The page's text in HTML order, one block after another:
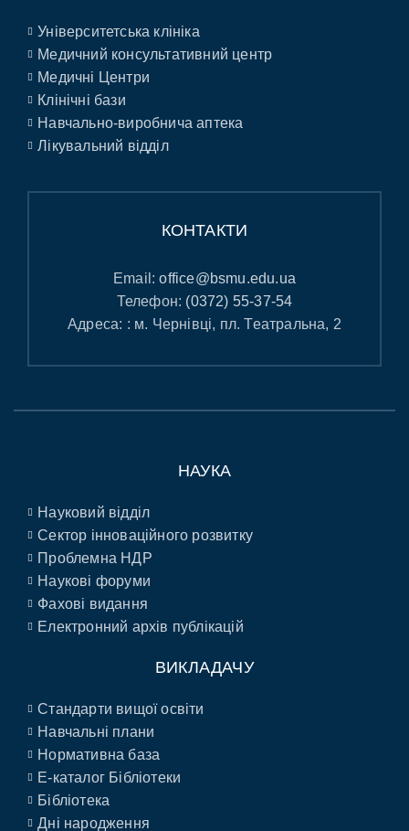
Університетська клініка
Медичний консультативний центр
Медичні Центри
Клінічні бази
Навчально-виробнича аптека
Лікувальний відділ
КОНТАКТИ
Email:office@bsmu.edu.ua
Телефон: (0372) 55-37-54
Адреса: : м. Чернівці, пл. Театральна, 2
НАУКА
Науковий відділ
Сектор інноваційного розвитку
Проблемна НДР
Наукові форуми
Фахові видання
Електронний архів публікацій
ВИКЛАДАЧУ
Стандарти вищої освіти
Навчальні плани
Нормативна база
E-каталог Бібліотеки
Бібліотека
Дні народження